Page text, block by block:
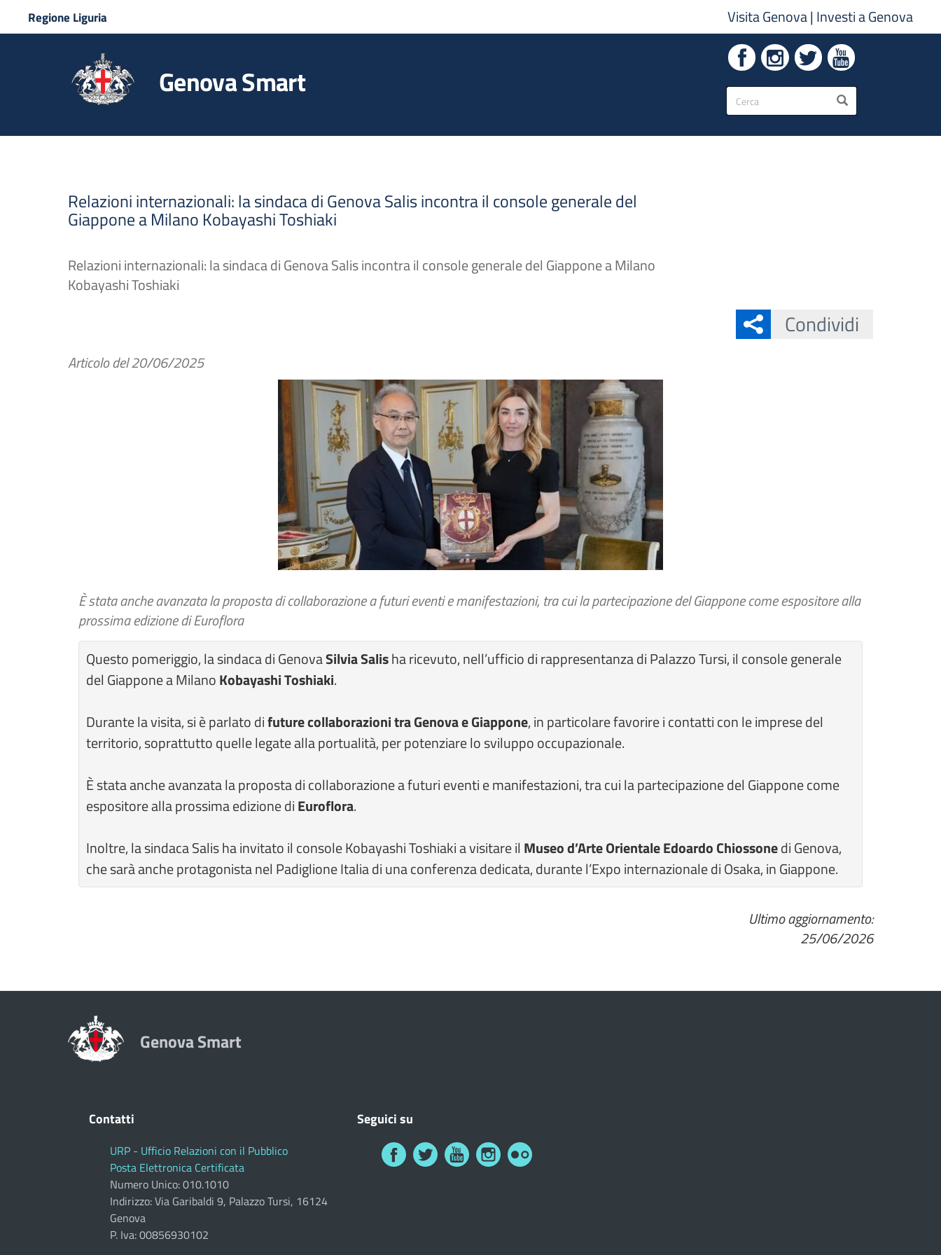
Regione Liguria Visita Genova| Investi a Genova
Genova Smart
Form
di
ricerca
CERCA
Relazioni internazionali: la sindaca di Genova Salis incontra il console generale del
Giappone a Milano Kobayashi Toshiaki
Relazioni internazionali: la sindaca di Genova Salis incontra il console generale del Giappone a Milano
Kobayashi Toshiaki
Condividi
Articolo del20/06/2025
È stata anche avanzata la proposta di collaborazione a futuri eventi e manifestazioni, tra cui la partecipazione del Giappone come espositore alla
prossima edizione di Euroflora
Questo pomeriggio, la sindaca di GenovaSilvia Salisha ricevuto, nell’ufficio di rappresentanza di Palazzo Tursi, il console generale
del Giappone a MilanoKobayashi Toshiaki.
Durante la visita, si è parlato difuture collaborazioni tra Genova e Giappone, in particolare favorire i contatti con le imprese del
territorio, soprattutto quelle legate alla portualità, per potenziare lo sviluppo occupazionale.
È stata anche avanzata la proposta di collaborazione a futuri eventi e manifestazioni, tra cui la partecipazione del Giappone come
espositore alla prossima edizione diEuroflora.
Inoltre, la sindaca Salis ha invitato il console Kobayashi Toshiaki a visitare il Museo d’Arte Orientale Edoardo Chiossonedi Genova,
che sarà anche protagonista nel Padiglione Italia di una conferenza dedicata, durante l’Expo internazionale di Osaka, in Giappone.
Ultimo aggiornamento:
25/06/2026
Genova Smart
Contatti
URP - Ufficio Relazioni con il Pubblico
Posta Elettronica Certificata
Numero Unico: 010.1010
Indirizzo: Via Garibaldi 9, Palazzo Tursi, 16124
Genova
P. Iva: 00856930102
Seguici su